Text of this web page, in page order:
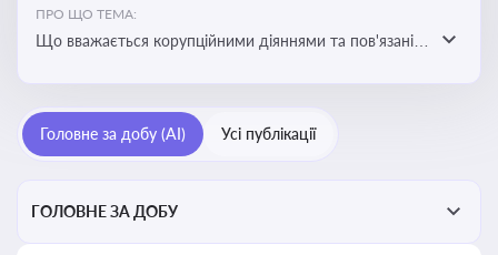
ПРО ЩО ТЕМА:
Що вважається корупційними діяннями та пов'язані з
Головне за добу (AI) Усі публікації
ГОЛОВНЕ ЗА ДОБУ